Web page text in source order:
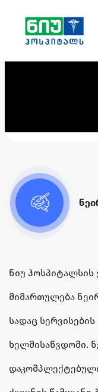
ნიუ
მიმართულება
სადაც
ხელმისაწვდომი.